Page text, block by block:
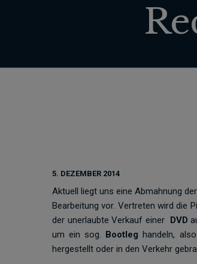
5. DEZEMBER 2014
Aktuell liegt uns eine Abmahnung der
Bearbeitung vor. Vertreten wird die
der unerlaubte Verkauf einer DVD
um ein sog. Bootleg handeln,
hergestellt oder in den Verkehr